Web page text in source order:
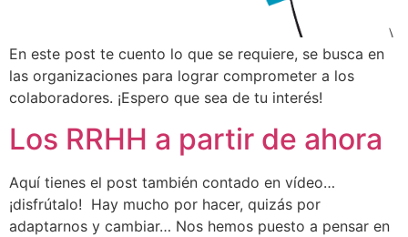
En este post te cuento lo que se requiere, se busca en
las organizaciones para lograr comprometer a los
colaboradores. ¡Espero que sea de tu interés!
Los RRHH a partir de ahora
Aquí tienes el post también contado en vídeo…
¡disfrútalo! Hay mucho por hacer, quizás por
adaptarnos y cambiar… Nos hemos puesto a pensar en